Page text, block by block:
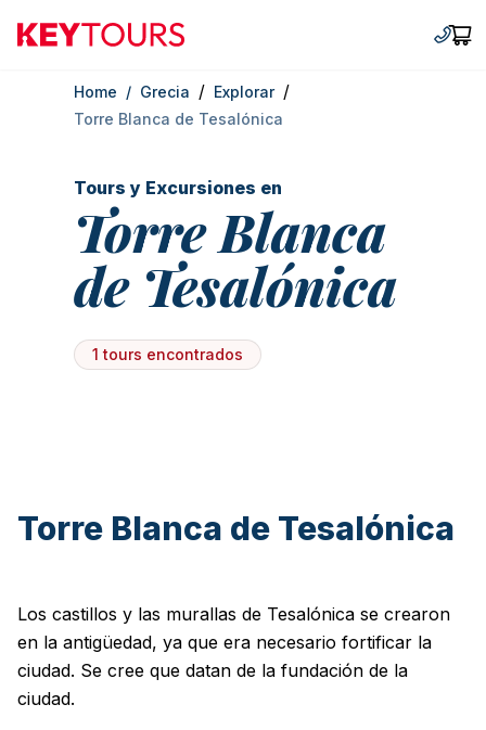
Keytours +30
Home / Grecia / Explorar /
Torre Blanca de Tesalónica
Tours y Excursiones en
Torre Blanca
de Tesalónica
1 tours encontrados
Torre Blanca de Tesalónica
Los castillos y las murallas de Tesalónica se crearon
en la antigüedad, ya que era necesario fortificar la
ciudad. Se cree que datan de la fundación de la
ciudad.